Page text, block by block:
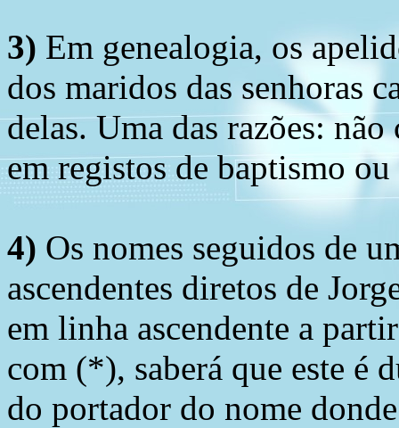
3) Em genealogia, os
dos maridos das senhoras
delas. Uma das razões:
em registos de baptismo
4) Os nomes seguidos de
ascendentes diretos de
em linha ascendente a
com (*), saberá que este é
do portador do nome